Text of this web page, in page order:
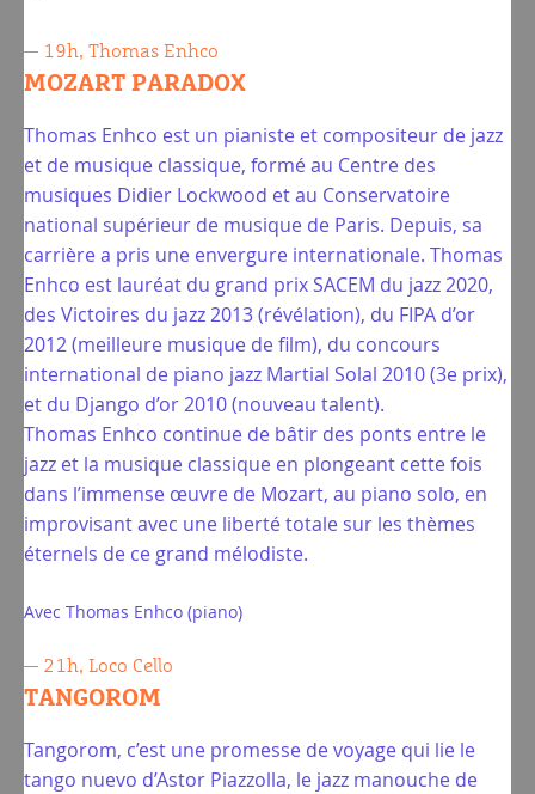
— 19h, Thomas Enhco
MOZART PARADOX
Thomas Enhco est un pianiste et compositeur de jazz
et de musique classique, formé au Centre des
musiques Didier Lockwood et au Conservatoire
national supérieur de musique de Paris. Depuis, sa
carrière a pris une envergure internationale. Thomas
Enhco est lauréat du grand prix SACEM du jazz 2020,
des Victoires du jazz 2013 (révélation), du FIPA d’or
2012 (meilleure musique de film), du concours
international de piano jazz Martial Solal 2010 (3e prix),
et du Django d’or 2010 (nouveau talent).
Thomas Enhco continue de bâtir des ponts entre le
jazz et la musique classique en plongeant cette fois
dans l’immense œuvre de Mozart, au piano solo, en
improvisant avec une liberté totale sur les thèmes
éternels de ce grand mélodiste.
Avec Thomas Enhco (piano)
— 21h, Loco Cello
TANGOROM
Tangorom, c’est une promesse de voyage qui lie le
tango nuevo d’Astor Piazzolla, le jazz manouche de